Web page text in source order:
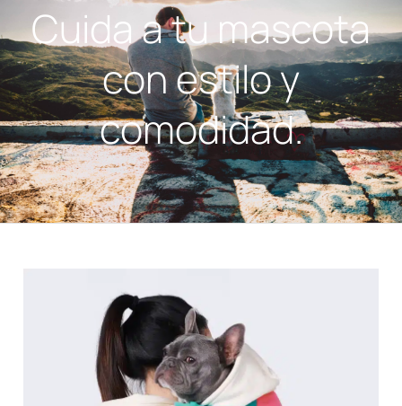
Cuida a tu mascota
con estilo y
comodidad.